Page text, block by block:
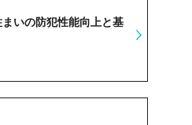
いの防犯性能向上と基